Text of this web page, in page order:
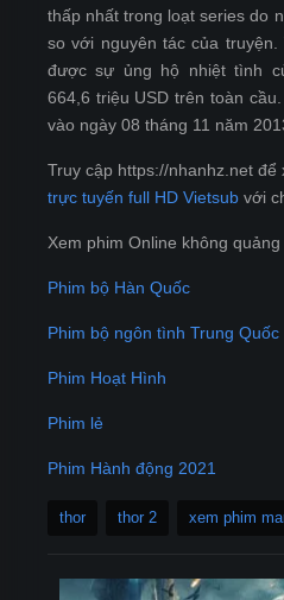
thấp nhất trong loạt series do
so với nguyên tác của
được sự ủng hộ nhiệt tình
664,6 triệu USD trên toàn
vào ngày 08 tháng 11 năm
Truy cập https://nhanhz.net để
trực tuyến full HD Vietsub với
Xem phim Online không
Phim bộ Hàn Quốc
Phim bộ ngôn tình Trung Quốc
Phim Hoạt Hình
Phim lẻ
Phim Hành động 2021
thor thor 2 xem phim